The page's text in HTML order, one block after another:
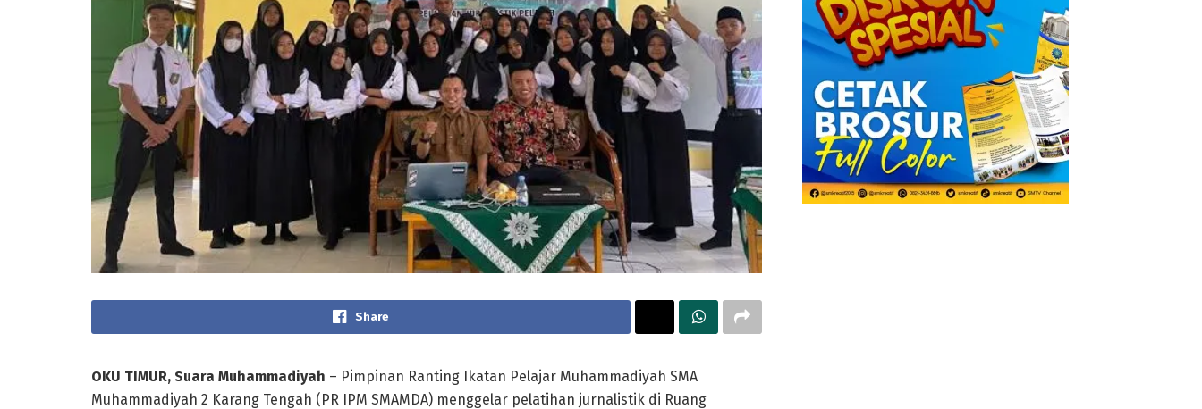
Share
OKU TIMUR, Suara Muhammadiyah – Pimpinan Ranting Ikatan Pelajar Muhammadiyah SMA
Muhammadiyah 2 Karang Tengah (PR IPM SMAMDA) menggelar pelatihan jurnalistik di Ruang